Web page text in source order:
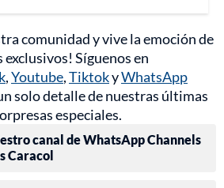
comunidad y vive la emoción de
Síguenos en
,Youtube,TiktokyWhatsApp
solo detalle de nuestras últimas
especiales.
canal de WhatsApp Channels
Caracol